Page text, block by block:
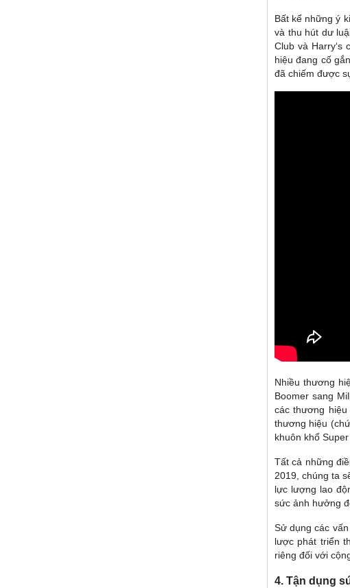
Bất kể những ý
và thu hút dư
Club và
hiệu đang cố
đã chiếm được
Nhiều thương
Boomer sang
các thương
thương hiệu
khuôn khổ
Tất cả những
2019, chúng ta
lực lượng lao
sức ảnh hưởng
Sử dụng các
lược phát triển
riêng đối với
4. Tận dụng